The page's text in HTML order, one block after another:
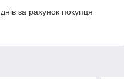
за рахунок покупця